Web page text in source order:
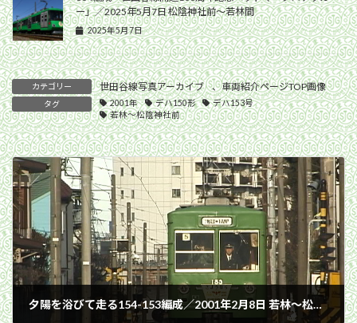
ー」／2025年5月7日 松陰神社前〜若林間
2025年5月7日
カテゴリー 世田谷線写真アーカイブ 、車両紹介ページTOP画像
タグ 2001年 デハ150形
デハ153号
若林〜松陰神社前
夕陽を浴びて走る154-153編成／2001年2月8日 若林〜松陰神社前間